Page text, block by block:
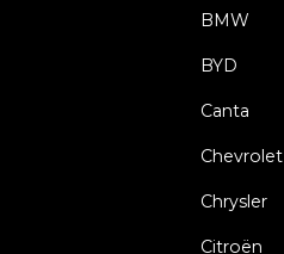
BMW
BYD
Canta
Chevrolet
Chrysler
Citroën